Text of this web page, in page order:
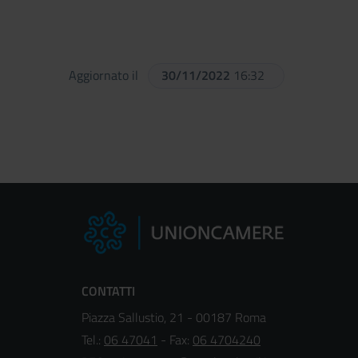
Aggiornato il 30/11/2022 16:32
CONTATTI
Piazza Sallustio, 21 - 00187 Roma
Tel.: 06 47041 - Fax: 06 4704240